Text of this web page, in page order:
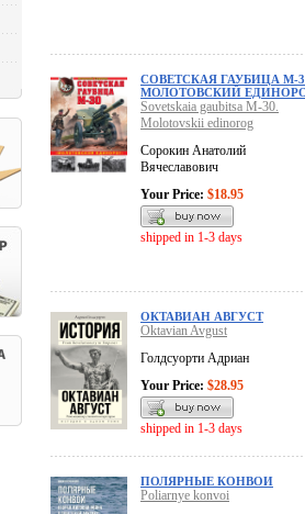
СОВЕТСКАЯ ГАУБИЦА М-
МОЛОТОВСКИЙ
Sovetskaia gaubitsa M-30.
Molotovskii edinorog
Сорокин Анатолий
Вячеславович
Your Price: $18.95
shipped in 1-3 days
ОКТАВИАН АВГУСТ
Oktavian Avgust
Голдсуорти Адриан
Your Price: $28.95
shipped in 1-3 days
ПОЛЯРНЫЕ КОНВОИ
Poliarnye konvoi